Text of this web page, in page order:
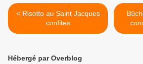
< Risotto au Saint Jacques
confites
Hébergé par Overblog